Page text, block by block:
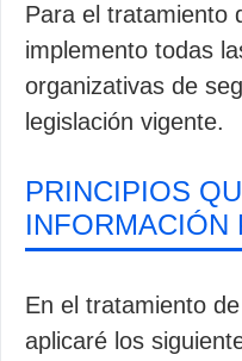
Para el tratamiento
implemento todas
organizativas de
legislación vigente.
PRINCIPIOS
INFORMACIÓN
En el tratamiento
aplicaré los